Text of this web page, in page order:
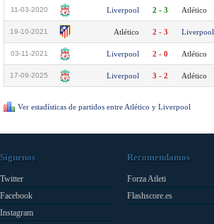
11-03-2020 Liverpool 2 - 3 Atlético
19-10-2021 Atlético 2 - 3 Liverpool
03-11-2021 Liverpool 2 - 0 Atlético
17-09-2025 Liverpool 3 - 2 Atlético
Ver estadísticas de partidos entre Atlético y Liverpool
Síguenos
Twitter
Facebook
Instagram
Recomendamos
Forza Atleti
Flashscore.es